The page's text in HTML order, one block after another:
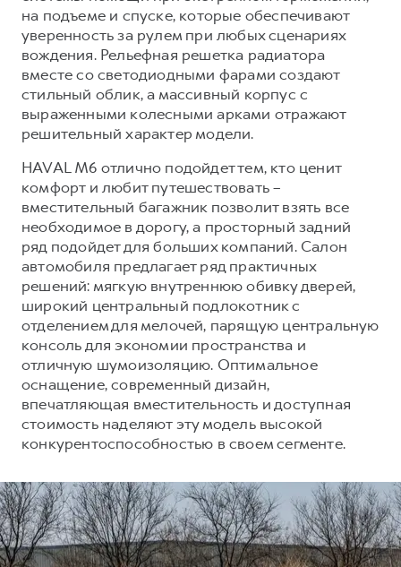
на подъеме и спуске, которые обеспечивают
уверенность за рулем при любых сценариях
вождения. Рельефная решетка радиатора
вместе со светодиодными фарами создают
стильный облик, а массивный корпус с
выраженными колесными арками отражают
решительный характер модели.
HAVAL M6 отлично подойдет тем, кто ценит
комфорт и любит путешествовать –
вместительный багажник позволит взять все
необходимое в дорогу, а просторный задний
ряд подойдет для больших компаний. Салон
автомобиля предлагает ряд практичных
решений: мягкую внутреннюю обивку дверей,
широкий центральный подлокотник с
отделением для мелочей, парящую центральную
консоль для экономии пространства и
отличную шумоизоляцию. Оптимальное
оснащение, современный дизайн,
впечатляющая вместительность и доступная
стоимость наделяют эту модель высокой
конкурентоспособностью в своем сегменте.